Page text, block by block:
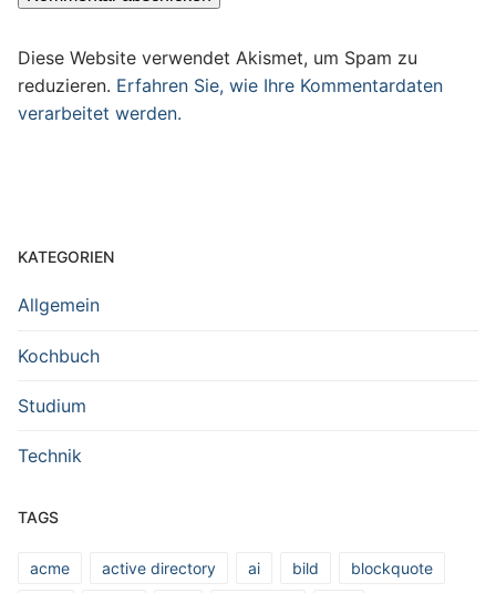
Diese Website verwendet Akismet, um Spam zu
reduzieren. Erfahren Sie, wie Ihre Kommentardaten
verarbeitet werden.
KATEGORIEN
Allgemein
Kochbuch
Studium
Technik
TAGS
acme active directory ai bild
blockquote